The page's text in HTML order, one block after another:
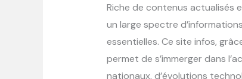
Riche de contenus actualisés
un large spectre
essentielles. Ce site infos,
permet de s’immerger dans
nationaux, d’évolutions